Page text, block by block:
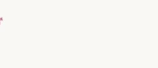
MethodMethod